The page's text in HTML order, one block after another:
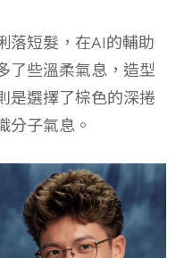
落短髮，在AI的輔助
了些溫柔氣息，造型
是選擇了棕色的深捲
分子氣息。